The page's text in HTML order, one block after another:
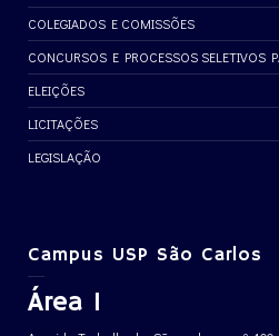
COLEGIADOS E COMISSÕES
CONCURSOS E PROCESSOS SELETIVOS
ELEIÇÕES
LICITAÇÕES
LEGISLAÇÃO
Campus USP São Carlos
Área 1